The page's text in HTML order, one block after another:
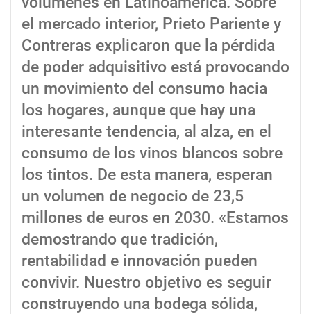
el mercado interior, Prieto Pariente y
Contreras explicaron que la pérdida
de poder adquisitivo está provocando
un movimiento del consumo hacia
los hogares, aunque que hay una
interesante tendencia, al alza, en el
consumo de los vinos blancos sobre
los tintos. De esta manera, esperan
un volumen de negocio de 23,5
millones de euros en 2030. «Estamos
demostrando que tradición,
rentabilidad e innovación pueden
convivir. Nuestro objetivo es seguir
construyendo una bodega sólida,